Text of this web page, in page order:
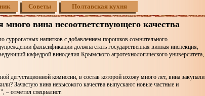
Советы Полтавская кухня
вина несоответствующего качества
напитков с добавлением порошков сомнительного
фальсификации должна стать государственная винная инспекция,
кафедрой виноделия Крымского агротехнологического университета,
дегустационной комиссии, в состав которой вхожу много лет, вина закупали
Зачастую вина невысокого качества выпускают новые частные и
– отметил специалист.